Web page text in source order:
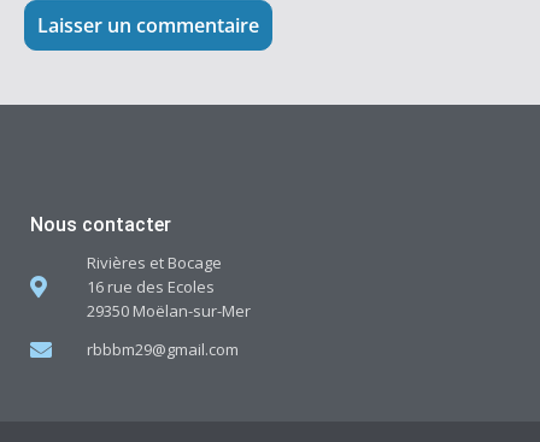
Nous contacter
Rivières et Bocage
16 rue des Ecoles
29350 Moëlan-sur-Mer
rbbbm29@gmail.com